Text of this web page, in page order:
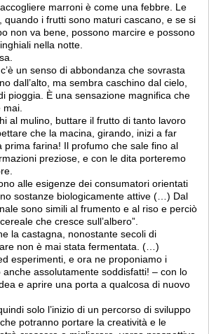
marroni è come una febbre. Le
quando i frutti sono maturi cascano, e se si
non va bene, possono marcire e possono
nella notte.
un senso di abbondanza che sovrasta
dall’alto, ma sembra caschino dal cielo,
pioggia. È una sensazione magnifica che
al mulino, buttare il frutto di tanto lavoro
che la macina, girando, inizi a far
prima farina! Il profumo che sale fino al
preziose, e con le dita porteremo
alle esigenze dei consumatori orientati
sostanze biologicamente attive (…) Dal
sono simili al frumento e al riso e perciò
che cresce sull’albero”.
la castagna, nonostante secoli di
non è mai stata fermentata. (…)
esperimenti, e ora ne proponiamo i
anche assolutamente soddisfatti! – con lo
e aprire una porta a qualcosa di nuovo
solo l’inizio di un percorso di sviluppo
potranno portare la creatività e le